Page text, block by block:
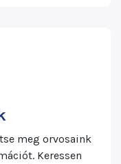
meg orvosaink
Keressen